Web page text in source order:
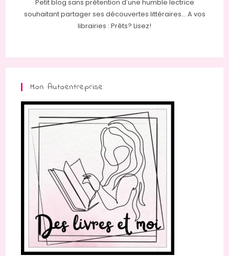
Petit blog sans prétention d'une humble lectrice
souhaitant partager ses découvertes littéraires... A vos
librairies : Prêts? Lisez!
Mon Autoentreprise